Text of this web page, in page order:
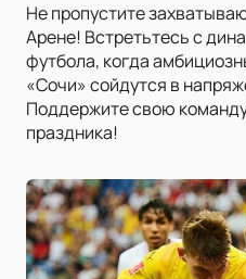
Не пропустите
Арене! Встретьтесь с
футбола, когда
«Сочи» сойдутся в
Поддержите свою
праздника!